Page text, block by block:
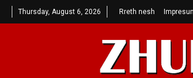
Thursday, August 6, 2026 Rreth nesh